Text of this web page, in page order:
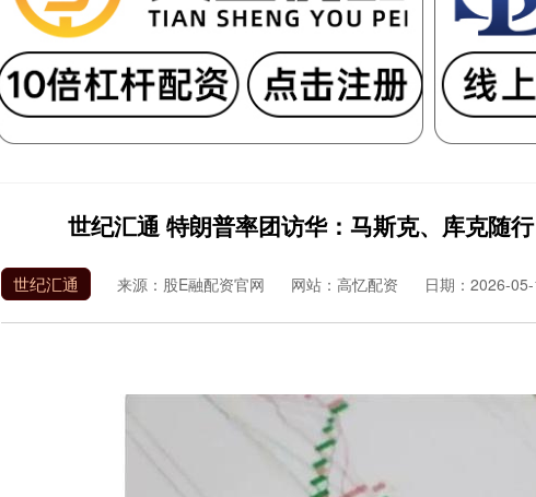
世纪汇通 特朗普率团访华：马斯克、库克随
世纪汇通 来源：股E融配资官网 网站：高忆配资 日期：2026-